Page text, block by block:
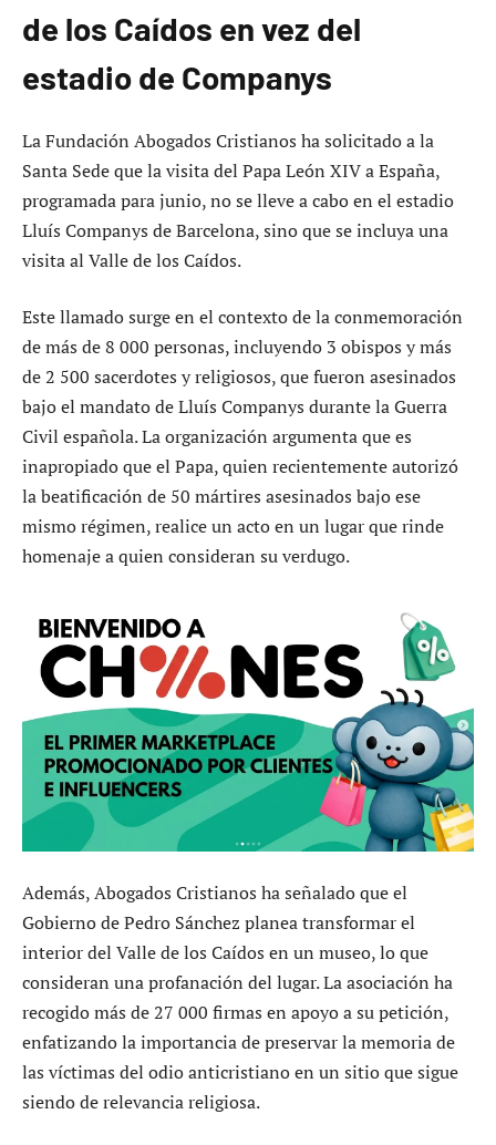
de los Caídos en vez del
estadio de Companys
La Fundación Abogados Cristianos ha solicitado a la
Santa Sede que la visita del Papa León XIV a España,
programada para junio, no se lleve a cabo en el estadio
Lluís Companys de Barcelona, sino que se incluya una
visita al Valle de los Caídos.
Este llamado surge en el contexto de la conmemoración
de más de 8 000 personas, incluyendo 3 obispos y más
de 2 500 sacerdotes y religiosos, que fueron asesinados
bajo el mandato de Lluís Companys durante la Guerra
Civil española. La organización argumenta que es
inapropiado que el Papa, quien recientemente autorizó
la beatificación de 50 mártires asesinados bajo ese
mismo régimen, realice un acto en un lugar que rinde
homenaje a quien consideran su verdugo.
Además, Abogados Cristianos ha señalado que el
Gobierno de Pedro Sánchez planea transformar el
interior del Valle de los Caídos en un museo, lo que
consideran una profanación del lugar. La asociación ha
recogido más de 27 000 firmas en apoyo a su petición,
enfatizando la importancia de preservar la memoria de
las víctimas del odio anticristiano en un sitio que sigue
siendo de relevancia religiosa.